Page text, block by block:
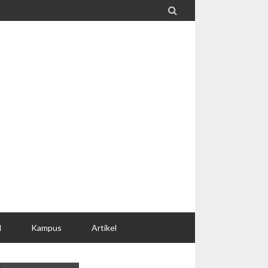

Kampus Artikel